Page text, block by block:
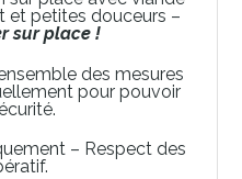
et petites douceurs –
sur place !
des mesures
pour pouvoir
– Respect des